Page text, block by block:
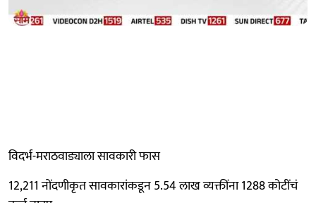
विदर्भ-मराठवाड्याला सावकारी फास
12,211 नोंदणीकृत सावकारांकडून 5.54 लाख व्यक्तींना 1288 कोटींचं